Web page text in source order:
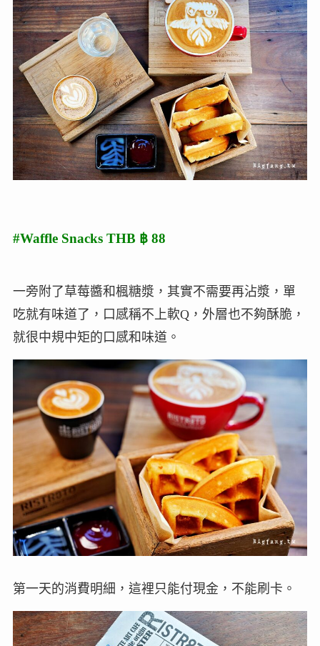
#Waffle Snacks THB ฿ 88
一旁附了草莓醬和楓糖漿，其實不需要再沾漿，單
吃就有味道了，口感稱不上軟Q，外層也不夠酥脆，
就很中規中矩的口感和味道。
第一天的消費明細，這裡只能付現金，不能刷卡。